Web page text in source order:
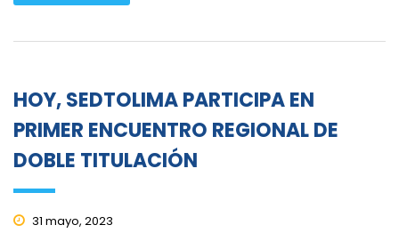
HOY, SEDTOLIMA PARTICIPA EN
PRIMER ENCUENTRO REGIONAL DE
DOBLE TITULACIÓN
31 mayo, 2023